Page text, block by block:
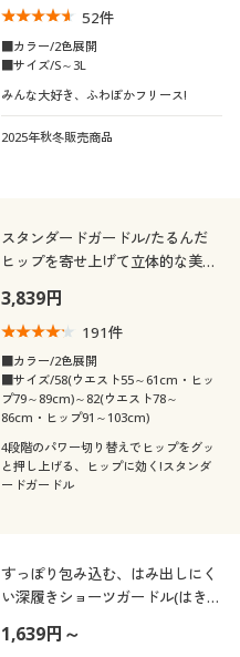
52件
■カラー/2色展開
■サイズ/S～3L
みんな大好き、ふわぽかフリース!
2025年秋冬販売商品
スタンダードガードル/たるんだ
ヒップを寄せ上げて立体的な美尻
込み丈深め)
3,839円
191件
■カラー/2色展開
■サイズ/58(ウエスト55～61cm・ヒッ
プ79～89cm)～82(ウエスト78～
86cm・ヒップ91～103cm)
4段階のパワー切り替えでヒップをグッ
と押し上げる、ヒップに効く!スタンダ
ードガードル
すっぽり包み込む、はみ出しにく
い深履きショーツガードル(はきこ
1,639円～